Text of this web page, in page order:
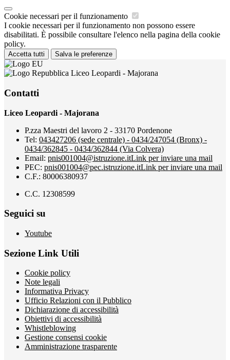
Cookie necessari per il funzionamento
I cookie necessari per il funzionamento non possono essere
disabilitati. È possibile consultare l'elenco nella pagina della cookie
policy.
Accetta tutti Salva le preferenze
Liceo Leopardi - Majorana
Contatti
Liceo Leopardi - Majorana
P.zza Maestri del lavoro 2 - 33170 Pordenone
Tel: 043427206 (sede centrale) - 0434/247054 (Bronx) -
0434/362845 - 0434/362844 (Via Colvera)
Email: pnis001004@istruzione.itLink per inviare una mail
PEC: pnis001004@pec.istruzione.itLink per inviare una mail
C.F.: 80006380937
C.C. 12308599
Seguici su
Youtube
Sezione Link Utili
Cookie policy
Note legali
Informativa Privacy
Ufficio Relazioni con il Pubblico
Dichiarazione di accessibilità
Obiettivi di accessibilità
Whistleblowing
Gestione consensi cookie
Amministrazione trasparente